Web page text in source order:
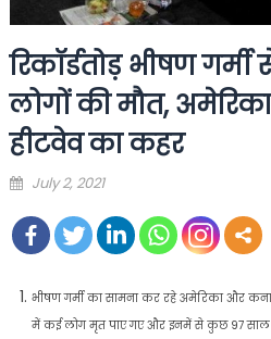
रिकॉर्डतोड़ भीषण
लोगों की मौत,
हीटवेव का कहर
Posted
July 2, 2021
भीषण गर्मी का सामना कर रहे अमेरिका और
में कई लोग मृत पाए गए और इनमें से कुछ 97 साल